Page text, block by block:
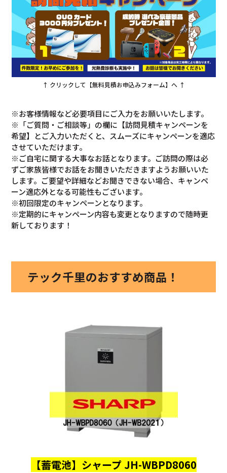
↑ クリックして【無料見積お申込みフォーム】へ ↑
※お客様情報など必要項目にご入力をお願いいたします。
※「ご質問・ご相談等」の欄に【訪問見積キャンペーンを
希望】とご入力いただくと、スムーズにキャンペーンを適応
させていただけます。
※ご自宅に関する大事なお話となります。ご訪問の際は必
ずご家族皆様でお話をお聞きいただきますようお願いいた
します。ご要望や詳細などお聞きできない場合、キャンペ
ーン適応外となる可能性もございます。
※初回限定のキャンペーンとなります。
※定期的にキャンペーン内容も変更となりますので随時更
新しております！
テック千里のおすすめ商品！
【蓄電池】 シャープ JH-WBPD8060